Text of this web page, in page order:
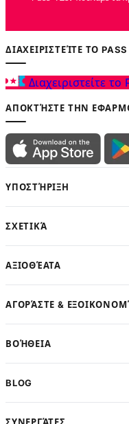
ΔΙΑΧΕΙΡΙΣΤΕΊΤΕ ΤΟ
Διαχειριστείτε το
ΑΠΟΚΤΉΣΤΕ ΤΗΝ
ΥΠΟΣΤΉΡΙΞΗ
ΣΧΕΤΙΚΆ
ΑΞΙΟΘΈΑΤΑ
ΑΓΟΡΆΣΤΕ &
ΒΟΉΘΕΙΑ
BLOG